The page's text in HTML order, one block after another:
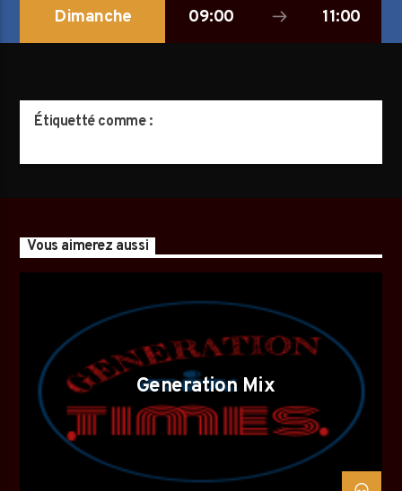
Dimanche 09:00 11:00
Étiquetté comme :
Vous aimerez aussi
Generation Mix